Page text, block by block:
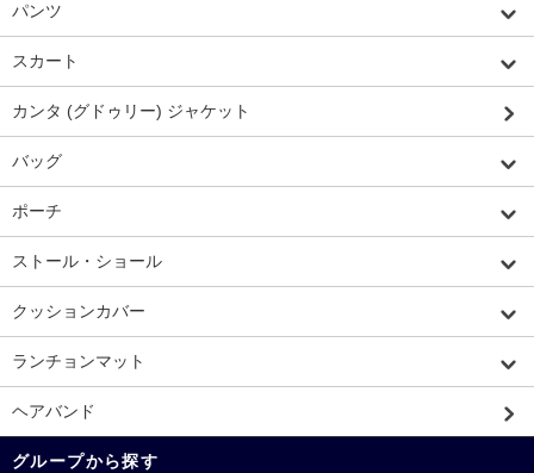
パンツ
スカート
カンタ (グドゥリー) ジャケット
バッグ
ポーチ
ストール・ショール
クッションカバー
ランチョンマット
ヘアバンド
グループから探す